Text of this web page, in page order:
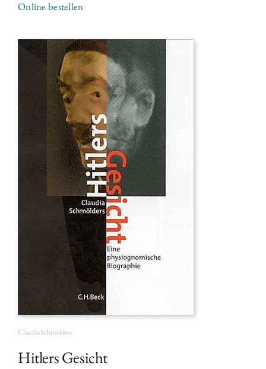
Online bestellen
Claudia Schmölders
Hitlers Gesicht